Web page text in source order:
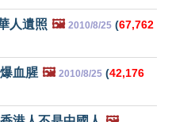
人遺照 🖼️ 2010/8/25 (67,762
血腥 🖼️ 2010/8/25 (42,176